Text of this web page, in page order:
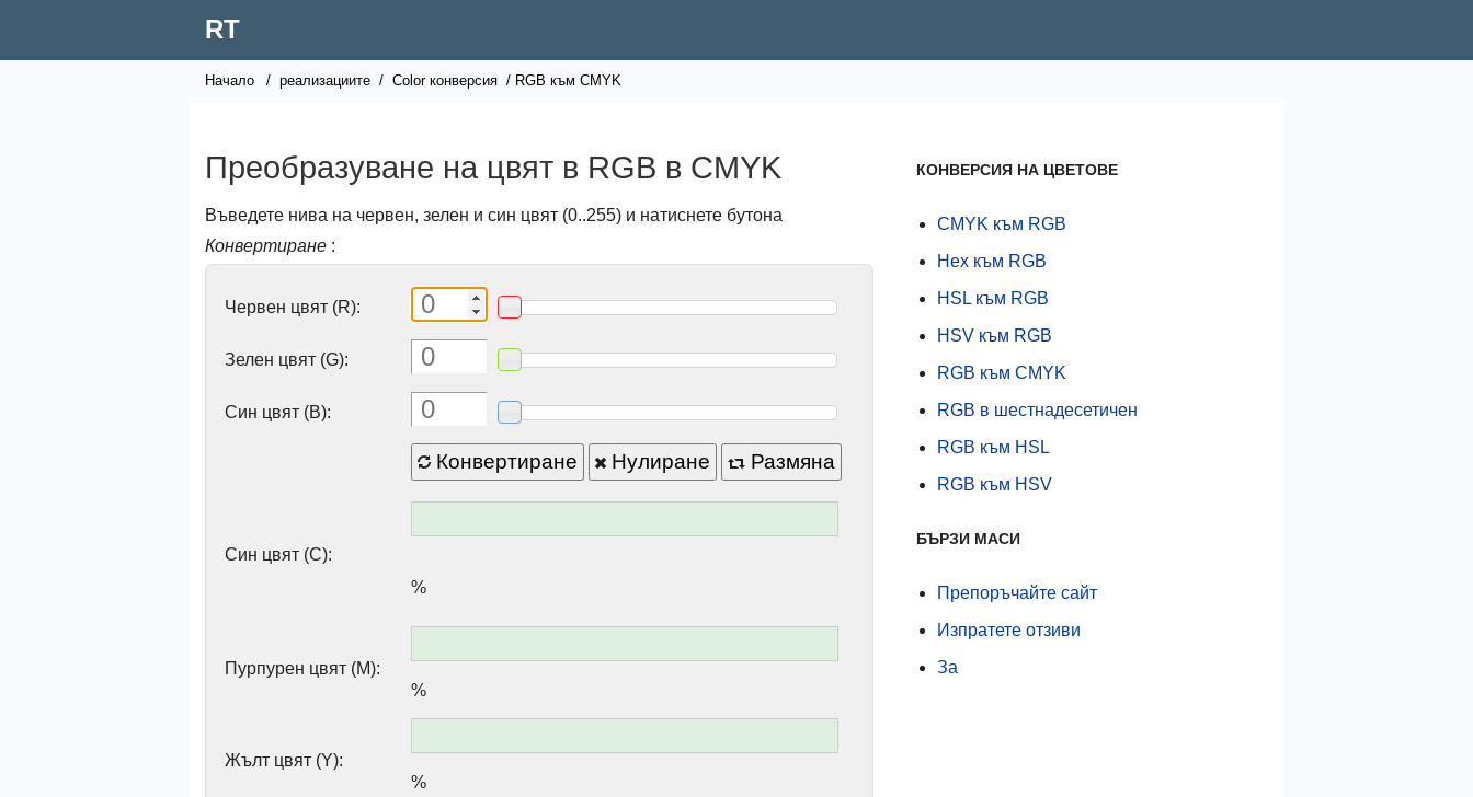
RT
Начало / реализациите / Color конверсия / RGB към CMYK
Преобразуване на цвят в RGB в CMYK
Въведете нива на червен, зелен и син цвят (0..255) и натиснете бутона
Конвертиране :
Червен цвят (R):
Зелен цвят (G):
Син цвят (B):
Конвертиране Нулиране Размяна
Син цвят (C):
%
Пурпурен цвят (M):
%
Жълт цвят (Y):
%
КОНВЕРСИЯ НА ЦВЕТОВЕ
CMYK към RGB
Hex към RGB
HSL към RGB
HSV към RGB
RGB към CMYK
RGB в шестнадесетичен
RGB към HSL
RGB към HSV
БЪРЗИ МАСИ
Препоръчайте сайт
Изпратете отзиви
За